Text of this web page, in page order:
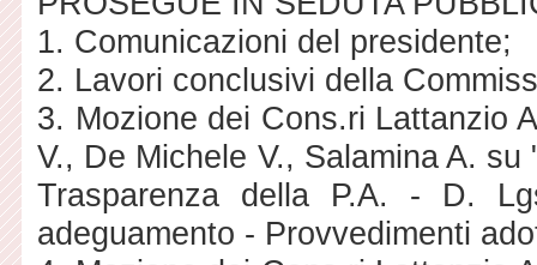
1. Comunicazioni del presidente;
2. Lavori conclusivi della
3. Mozione dei Cons.ri Lattanzio
V., De Michele V., Salamina A.
Trasparenza della P.A. - D.
adeguamento - Provvedimenti